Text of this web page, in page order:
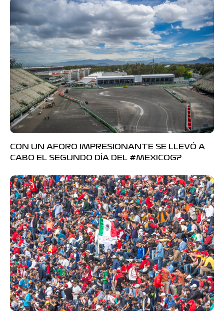
CON UN AFORO IMPRESIONANTE SE LLEVÓ A
CABO EL SEGUNDO DÍA DEL #MEXICOGP